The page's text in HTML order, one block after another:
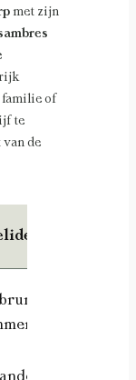
met zijn
rijk
familie of
te
de